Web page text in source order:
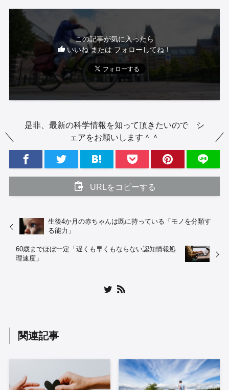
この記事が気に入ったら
いいね または フォローしてね！
是非、最新の科学情報を知って頂きたいので シ
ェアをお願いします＾＾
URLをコピーする
生後4か月の赤ちゃんは既に持っている「モノを分類す
る能力」
60歳までほぼ一定「遅くも早くもならない認知情報処
理速度」
関連記事